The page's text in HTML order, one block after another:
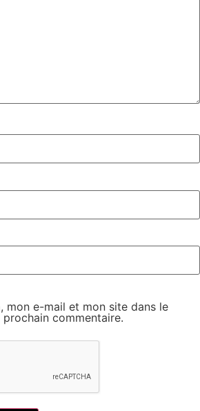
mon e-mail et mon site dans le
commentaire.